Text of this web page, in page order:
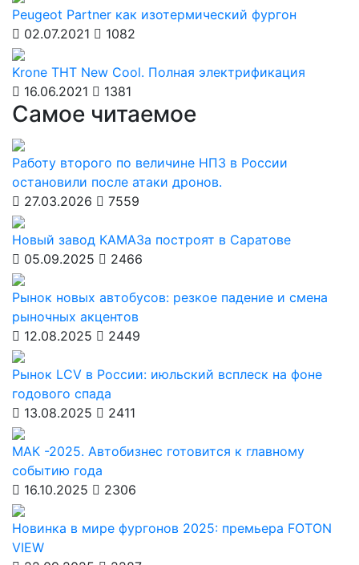
Peugeot Partner как изотермический фургон
02.07.2021
1082
Krone THT New Cool. Полная электрификация
16.06.2021
1381
Самое читаемое
Работу второго по величине НПЗ в России
остановили после атаки дронов.
27.03.2026
7559
Новый завод КАМАЗа построят в Саратове
05.09.2025
2466
Рынок новых автобусов: резкое падение и смена
рыночных акцентов
12.08.2025
2449
Рынок LCV в России: июльский всплеск на фоне
годового спада
13.08.2025
2411
МАК -2025. Автобизнес готовится к главному
событию года
16.10.2025
2306
Новинка в мире фургонов 2025: премьера FOTON
VIEW